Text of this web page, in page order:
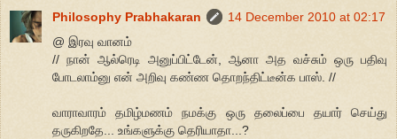
Philosophy Prabhakaran
14 December 2010 at 02:17
@ இரவு வானம்
// நான் ஆல்ரெடி அனுப்பிட்டேன், ஆனா அத வச்சும் ஒரு பதிவு
போடலாம்னு என் அறிவு கண்ண தொறந்திட்டீன்க பாஸ். //
வாராவாரம் தமிழ்மணம் நமக்கு ஒரு தலைப்பை தயார் செய்து
தருகிறதே... உங்களுக்கு தெரியாதா...?